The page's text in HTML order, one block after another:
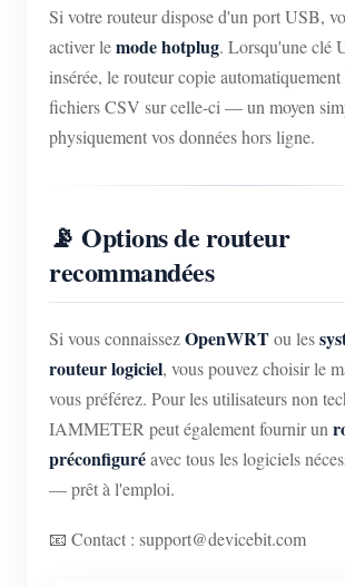
Si votre routeur dispose d'un port USB,
activer lemode hotplug. Lorsqu'une clé
insérée, le routeur copie
fichiers CSV sur celle-ci — un moyen
physiquement vos données hors ligne.
📡 Options de routeur
recommandées
Si vous connaissezOpenWRTou les
routeur logiciel, vous pouvez choisir le
vous préférez. Pour les utilisateurs non
IAMMETER peut également fournir un
préconfiguréavec tous les logiciels
— prêt à l'emploi.
📧 Contact : support@devicebit.com